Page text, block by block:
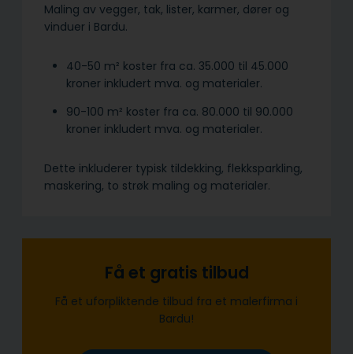
Maling av vegger, tak, lister, karmer, dører og
vinduer i Bardu.
40-50 m² koster fra ca. 35.000 til 45.000
kroner inkludert mva. og materialer.
90-100 m² koster fra ca. 80.000 til 90.000
kroner inkludert mva. og materialer.
Dette inkluderer typisk tildekking, flekksparkling,
maskering, to strøk maling og materialer.
Få et gratis tilbud
Få et uforpliktende tilbud fra et malerfirma i
Bardu!